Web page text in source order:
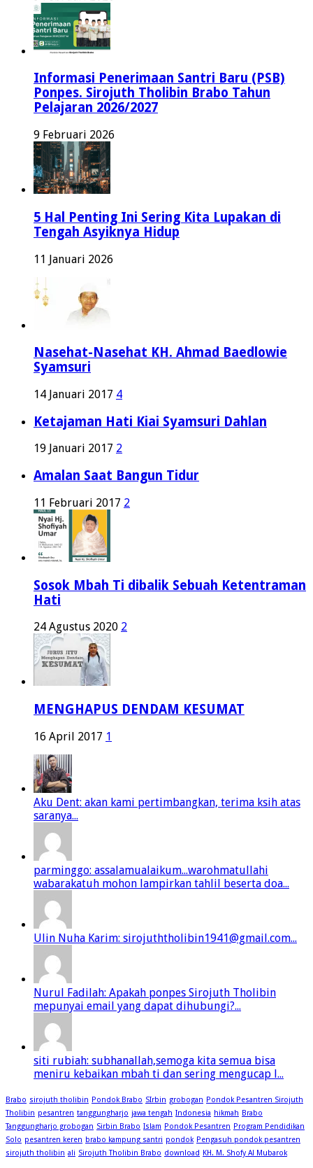
Informasi Penerimaan Santri Baru (PSB)
Ponpes. Sirojuth Tholibin Brabo Tahun
Pelajaran 2026/2027
9 Februari 2026
5 Hal Penting Ini Sering Kita Lupakan di
Tengah Asyiknya Hidup
11 Januari 2026
Nasehat-Nasehat KH. Ahmad Baedlowie
Syamsuri
14 Januari 2017 4
Ketajaman Hati Kiai Syamsuri Dahlan
19 Januari 2017 2
Amalan Saat Bangun Tidur
11 Februari 2017 2
Sosok Mbah Ti dibalik Sebuah Ketentraman
Hati
24 Agustus 2020 2
MENGHAPUS DENDAM KESUMAT
16 April 2017 1
Aku Dent: akan kami pertimbangkan, terima ksih atas
saranya...
parminggo: assalamualaikum...warohmatullahi
wabarakatuh mohon lampirkan tahlil beserta doa...
Ulin Nuha Karim: sirojuththolibin1941@gmail.com...
Nurul Fadilah: Apakah ponpes Sirojuth Tholibin
mepunyai email yang dapat dihubungi?...
siti rubiah: subhanallah,semoga kita semua bisa
meniru kebaikan mbah ti dan sering mengucap l...
Brabo sirojuth tholibin Pondok Brabo SIrbin grobogan Pondok Pesantren Sirojuth
Tholibin pesantren tanggungharjo jawa tengah Indonesia hikmah Brabo
Tanggungharjo grobogan Sirbin Brabo Islam Pondok Pesantren Program Pendidikan
Solo pesantren keren brabo kampung santri pondok Pengasuh pondok pesantren
sirojuth tholibin ali Sirojuth Tholibin Brabo download KH. M. Shofy Al Mubarok